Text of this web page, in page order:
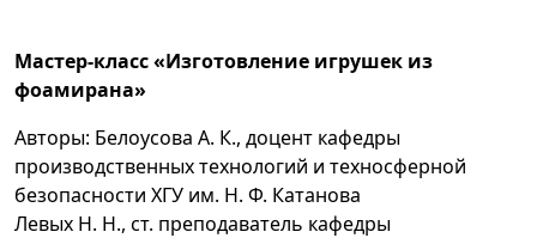
Мастер-класс «Изготовление игрушек из
фоамирана»
Авторы: Белоусова А. К., доцент кафедры
производственных технологий и техносферной
безопасности ХГУ им. Н. Ф. Катанова
Левых Н. Н., ст. преподаватель кафедры